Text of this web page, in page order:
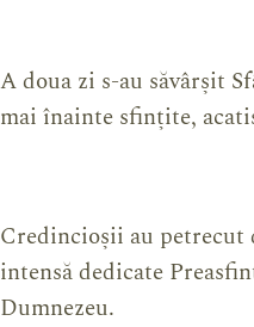
A doua zi s-au săvârșit
mai înainte sfințite,
Credincioșii au petrecut
intensă dedicate
Dumnezeu.